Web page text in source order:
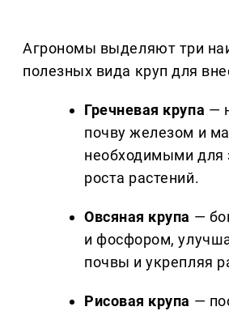
Агрономы выделяют три
полезных вида круп для
Гречневая крупа —
почву железом и
необходимыми для
роста растений.
Овсяная крупа —
и фосфором,
почвы и укрепляя
Рисовая крупа —